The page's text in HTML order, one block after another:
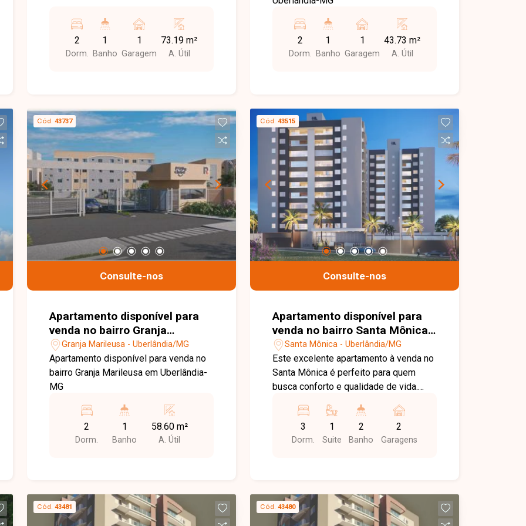
contato com nossa equipe e agende
sua visita!
2
Dorm.
1
Banho
1
Garagem
73.19 m²
A. Útil
2
Dorm.
1
Banho
1
Garagem
43.73 m²
A. Útil
Cód. 43737
Consulte-nos
Apartamento disponível para
venda no bairro Granja
Marileusa em Uberlândia-MG
Granja Marileusa - Uberlândia/MG
Apartamento disponível para venda no
bairro Granja Marileusa em Uberlândia-
MG
2
Dorm.
1
Banho
58.60 m²
A. Útil
Cód. 43515
Consulte-nos
Apartamento disponível para
venda no bairro Santa Mônica
em Uberlândia-MG
Santa Mônica - Uberlândia/MG
Este excelente apartamento à venda no
Santa Mônica é perfeito para quem
busca conforto e qualidade de vida.
com sala em dois ambientes, cozinha
funcional e uma incrível varanda
gourmet com churrasqueira a carvão,
brinquedoteca, sauna, espaço gourmet
e diversas opções de lazer para toda a
3
Dorm.
1
Suite
2
Banho
2
Garagens
Cód. 43481 Cód. 43480